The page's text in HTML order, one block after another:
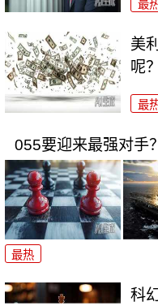
最
美
呢
最
055要迎来最强对手
最热
科